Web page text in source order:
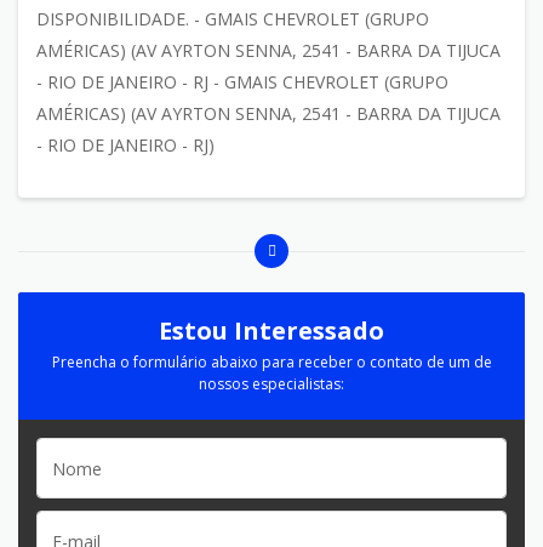
DISPONIBILIDADE. - GMAIS CHEVROLET (GRUPO
AMÉRICAS) (AV AYRTON SENNA, 2541 - BARRA DA TIJUCA
- RIO DE JANEIRO - RJ - GMAIS CHEVROLET (GRUPO
AMÉRICAS) (AV AYRTON SENNA, 2541 - BARRA DA TIJUCA
- RIO DE JANEIRO - RJ)
Estou Interessado
Preencha o formulário abaixo para receber o contato de um de
nossos especialistas: